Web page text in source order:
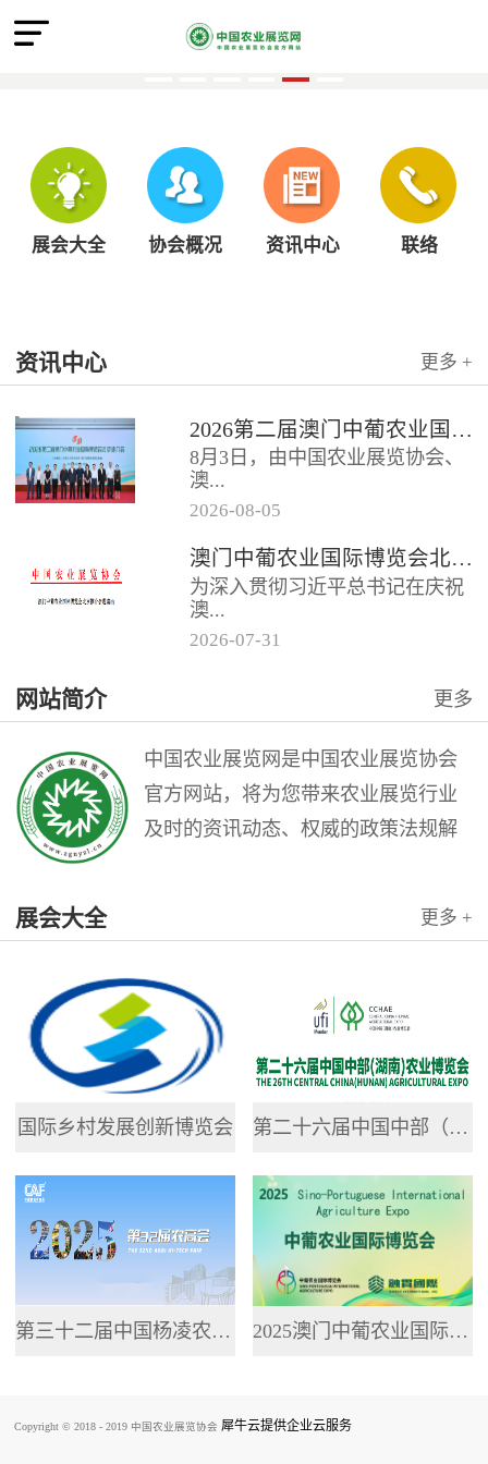
展会大全 协会概况 资讯中心 联络
资讯中心 更多 +
2026第二届澳门中葡农业国际博览会北京推介会圆满召开
8月3日，由中国农业展览协会、
澳...
门中葡商贸促进协会共同主办的
“第二届澳门中葡农业国际博览会
北京推介会”在全国农业展览馆
召...
2026-08-05
澳门中葡农业国际博览会北京推介会邀请函
为深入贯彻习近平总书记在庆祝
澳...
讲话精神，充分发挥澳门作为中
国与葡语国家商贸合作服务平台
的优...
2026-07-31
网站简介 更多
中国农业展览网是中国农业展览协会
官方网站，将为您带来农业展览行业
及时的资讯动态、权威的政策法规解
专业网站，提供了...
展会大全 更多 +
国际乡村发展创新博览会 第二十六届中国中部（湖南）农业博览会
第三十二届中国杨凌农业高新科技成果博览会 2025澳门中葡农业国际博览会
Copyright © 2018 - 2019 中国农业展览协会 犀牛云提供企业云服务